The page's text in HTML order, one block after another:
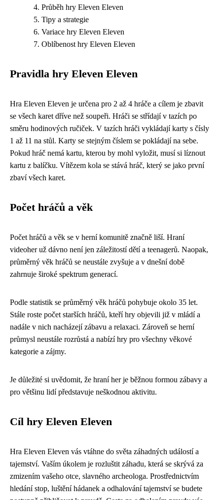
Průběh hry Eleven Eleven
Tipy a strategie
Variace hry Eleven Eleven
Oblíbenost hry Eleven Eleven
Pravidla hry Eleven Eleven
Hra Eleven Eleven je určena pro 2 až 4 hráče a cílem je zbavit
se všech karet dříve než soupeři. Hráči se střídají v tazích po
směru hodinových ručiček. V tazích hráči vykládají karty s čísly
1 až 11 na stůl. Karty se stejným číslem se pokládají na sebe.
Pokud hráč nemá kartu, kterou by mohl vyložit, musí si líznout
kartu z balíčku. Vítězem kola se stává hráč, který se jako první
zbaví všech karet.
Počet hráčů a věk
Počet hráčů a věk se v herní komunitě značně liší. Hraní
videoher už dávno není jen záležitostí dětí a teenagerů. Naopak,
průměrný věk hráčů se neustále zvyšuje a v dnešní době
zahrnuje široké spektrum generací.
Podle statistik se průměrný věk hráčů pohybuje okolo 35 let.
Stále roste počet starších hráčů, kteří hry objevili již v mládí a
nadále v nich nacházejí zábavu a relaxaci. Zároveň se herní
průmysl neustále rozrůstá a nabízí hry pro všechny věkové
kategorie a zájmy.
Je důležité si uvědomit, že hraní her je běžnou formou zábavy a
pro většinu lidí představuje neškodnou aktivitu.
Cíl hry Eleven Eleven
Hra Eleven Eleven vás vtáhne do světa záhadných událostí a
tajemství. Vaším úkolem je rozluštit záhadu, která se skrývá za
zmizením vašeho otce, slavného archeologa. Prostřednictvím
hledání stop, luštění hádanek a odhalování tajemství se budete